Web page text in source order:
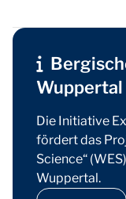
Wuppertal
Die Initiative
fördert das
Science“
Wuppertal.